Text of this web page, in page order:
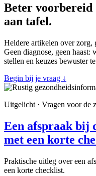
Beter voorbereid
aan tafel.
Heldere artikelen over zorg,
Geen diagnose, geen haast:
stellen en keuzes bewuster
Begin bij je vraag ↓
Uitgelicht · Vragen voor de
Een afspraak bij
met een korte
Praktische uitleg over een
een korte checklist.